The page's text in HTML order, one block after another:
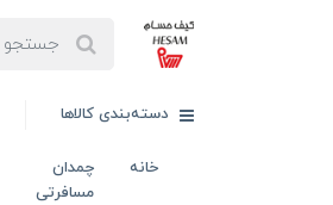
دسته‌بندی کالاها
خانه
چمدان
مسافرتی